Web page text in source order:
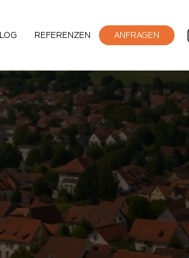
REFERENZEN ANFRAGEN